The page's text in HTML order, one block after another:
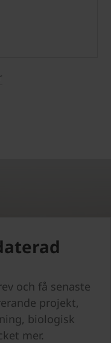
och få senaste
projekt,
biologisk
mer.